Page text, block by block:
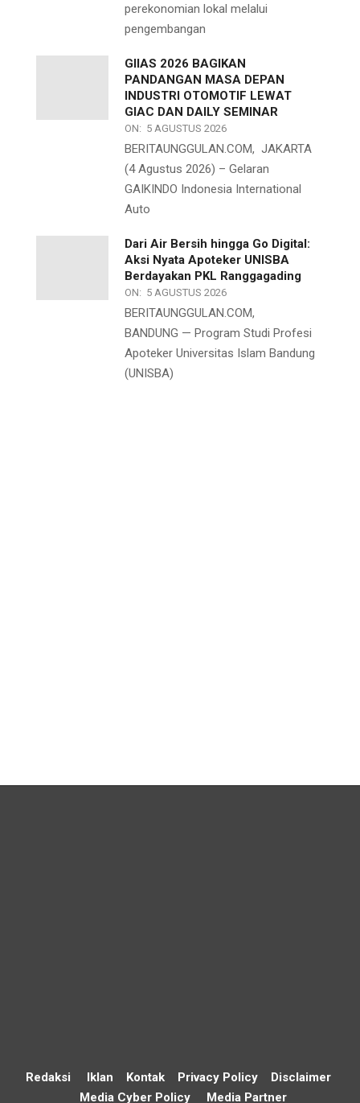
perekonomian lokal melalui
pengembangan
GIIAS 2026 BAGIKAN
PANDANGAN MASA DEPAN
INDUSTRI OTOMOTIF LEWAT
GIAC DAN DAILY SEMINAR
ON: 5 AGUSTUS 2026
BERITAUNGGULAN.COM, JAKARTA
(4 Agustus 2026) – Gelaran
GAIKINDO Indonesia International
Auto
Dari Air Bersih hingga Go Digital:
Aksi Nyata Apoteker UNISBA
Berdayakan PKL Ranggagading
ON: 5 AGUSTUS 2026
BERITAUNGGULAN.COM,
BANDUNG — Program Studi Profesi
Apoteker Universitas Islam Bandung
(UNISBA)
Redaksi Iklan Kontak Privacy Policy
Disclaimer
Media Cyber Policy
Media Partner